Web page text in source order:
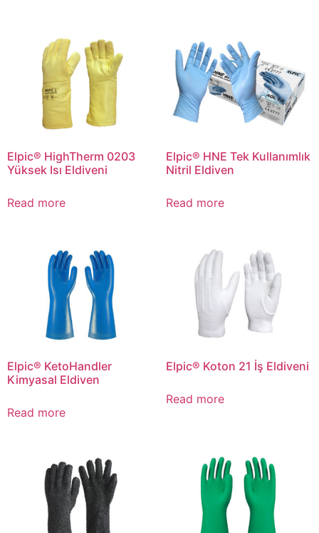
Elpic® HighTherm 0203
Yüksek Isı Eldiveni
Read more
Elpic® HNE Tek Kullanımlık
Nitril Eldiven
Read more
Elpic® KetoHandler
Kimyasal Eldiven
Read more
Elpic® Koton 21 İş Eldiveni
Read more